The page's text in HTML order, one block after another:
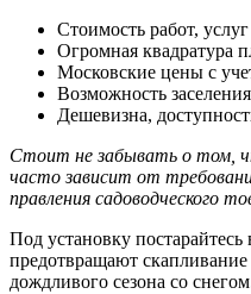
Стоимость работ, услуг
Огромная квадратура
Московские цены с
Возможность
Дешевизна,
Стоит не забывать о том,
часто зависит от
правления садоводческого
Под установку
предотвращают
дождливого сезона со